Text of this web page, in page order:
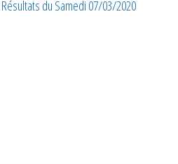
Résultats du Samedi 07/03/2020